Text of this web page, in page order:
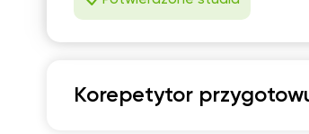
Korepetytor